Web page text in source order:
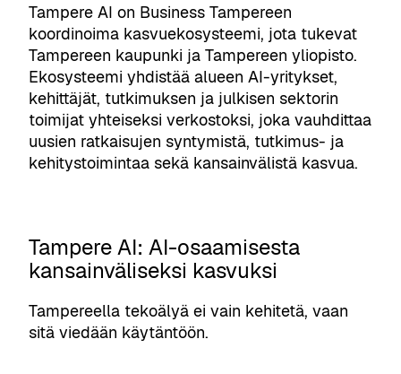
Tampere AI on Business Tampereen
koordinoima kasvuekosysteemi, jota tukevat
Tampereen kaupunki ja Tampereen yliopisto.
Ekosysteemi yhdistää alueen AI-yritykset,
kehittäjät, tutkimuksen ja julkisen sektorin
toimijat yhteiseksi verkostoksi, joka vauhdittaa
uusien ratkaisujen syntymistä, tutkimus- ja
kehitystoimintaa sekä kansainvälistä kasvua.
Tampere AI: AI-osaamisesta
kansainväliseksi kasvuksi
Tampereella tekoälyä ei vain kehitetä, vaan
sitä viedään käytäntöön.